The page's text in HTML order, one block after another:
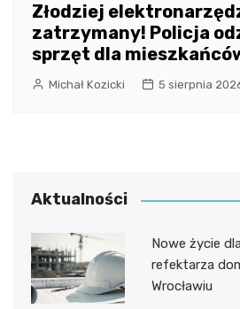
Złodziej
zatrzymany! Policja
sprzęt dla
Michał Kozicki 5 sierpnia
Aktualności
Nowe życie
refektarza
Wrocławiu